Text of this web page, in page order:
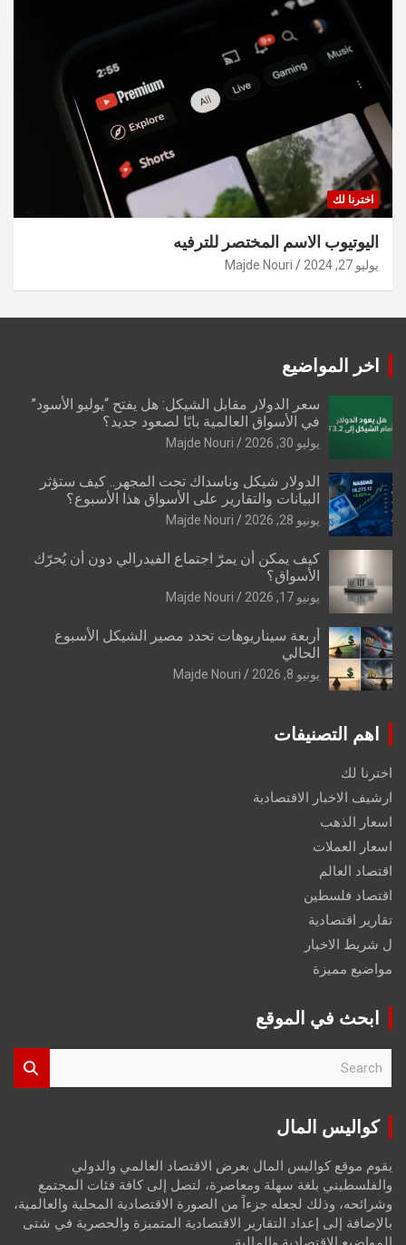
اخترنا لك
اليوتيوب الاسم المختصر للترفيه
يوليو 27, 2024 Majde Nouri
اخر المواضيع
سعر الدولار مقابل الشيكل: هل يفتح “يوليو الأسود”
في الأسواق العالمية بابًا لصعود جديد؟
يوليو 30, 2026 Majde Nouri
الدولار شيكل وناسداك تحت المجهر.. كيف ستؤثر
البيانات والتقارير على الأسواق هذا الأسبوع؟
يونيو 28, 2026 Majde Nouri
كيف يمكن أن يمرّ اجتماع الفيدرالي دون أن يُحرّك
الأسواق؟
يونيو 17, 2026 Majde Nouri
أربعة سيناريوهات تحدد مصير الشيكل الأسبوع
الحالي
يونيو 8, 2026 Majde Nouri
اهم التصنيفات
اخترنا لك
ارشيف الاخبار الاقتصادية
اسعار الذهب
اسعار العملات
اقتصاد العالم
اقتصاد فلسطين
تقارير اقتصادية
ل شريط الاخبار
مواضيع مميزة
ابحث في الموقع
r
كواليس المال
يقوم موقع كواليس المال بعرض الاقتصاد العالمي والدولي
والفلسطيني بلغة سهلة ومعاصرة، لتصل إلى كافة فئات المجتمع
وشرائحه، وذلك لجعله جزءاً من الصورة الاقتصادية المحلية والعالمية،
بالإضافة إلى إعداد التقارير الاقتصادية المتميزة والحصرية في شتى